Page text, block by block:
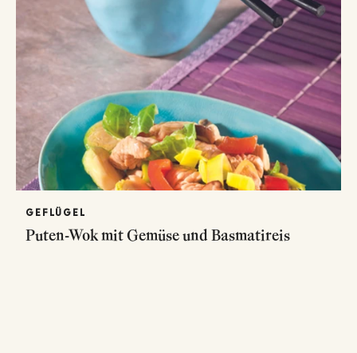
GEFLÜGEL
Puten-Wok mit Gemüse und Basmatireis